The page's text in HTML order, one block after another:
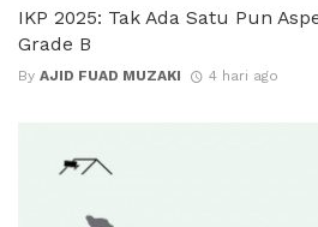
IKP 2025: Tak Ada Satu Pun
Grade B
By AJID FUAD MUZAKI 4 hari ago